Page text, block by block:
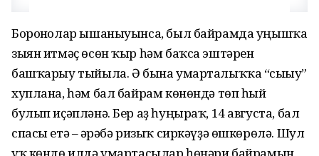
Боронғолар ышаныуынса, был байрамда уңышҡа
зыян итмәҫ өсөн ҡыр һәм баҡса эштәрен
башҡарыу тыйыла. Ә бына умарталыҡҡа “сығыу”
хуплана, һәм бал байрам көнөндә төп һый
булып иҫәпләнә. Бер аҙ һуңыраҡ, 14 августа, бал
спасы етә – ғәрәбә ризыҡ сиркәүҙә өшкөрөлә. Шул